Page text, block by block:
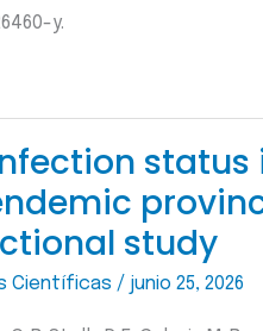
y.
study
Científicas / junio 25, 2026